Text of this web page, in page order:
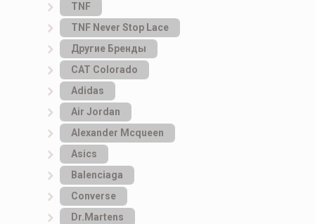
TNF
TNF Never Stop Lace
Другие Бренды
САТ Colorado
Adidas
Air Jordan
Alexander Mcqueen
Asics
Balenciaga
Converse
Dr.Martens